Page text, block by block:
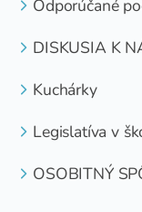
Odporúčané
DISKUSIA K
Kuchárky
Legislatíva v
OSOBITNÝ